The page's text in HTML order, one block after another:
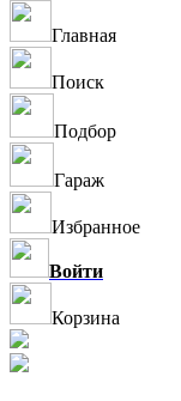
Главная
Поиск
Подбор
Гараж
Избранное
Войти
Корзина